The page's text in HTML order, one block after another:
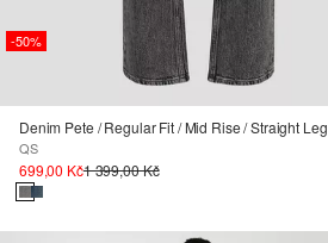
-50%
Denim Pete / Regular Fit / Mid Rise / Straight Leg
QS
699,00 Kč1 399,00 Kč